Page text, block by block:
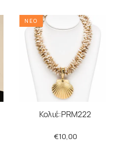
ΝΕΟ
Κολιέ:PRM222
€10,00